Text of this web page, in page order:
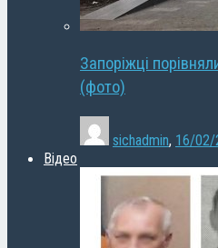
Запоріжці
(фото)
sichadmin, 16/02/
Відео